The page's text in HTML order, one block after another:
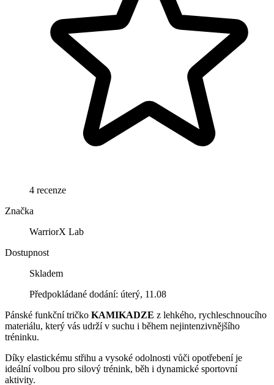
4 recenze
Značka
WarriorX Lab
Dostupnost
Skladem
Předpokládané dodání: úterý, 11.08
Pánské funkční tričko KAMIKADZE z lehkého, rychleschnoucího
materiálu, který vás udrží v suchu i během nejintenzivnějšího
tréninku.
Díky elastickému střihu a vysoké odolnosti vůči opotřebení je
ideální volbou pro silový trénink, běh i dynamické sportovní
aktivity.